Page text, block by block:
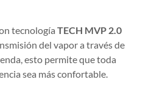
tecnología TECH MVP 2.0
del vapor a través de
esto permite que toda
sea más confortable.